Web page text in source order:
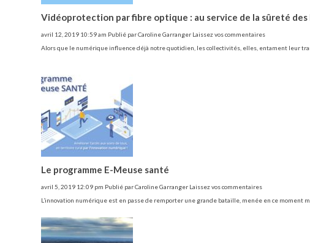
Vidéoprotection par fibre optique : au service de la sûreté
avril 12, 2019 10:59 am Publié parCaroline Garranger Laissez vos commentaires
Alors que le numérique influence déjà notre quotidien, les collectivités, elles, entament leur
Le programme E-Meuse santé
avril 5, 2019 12:09 pm Publié parCaroline Garranger Laissez vos commentaires
L’innovation numérique est en passe de remporter une grande bataille, menée en ce moment